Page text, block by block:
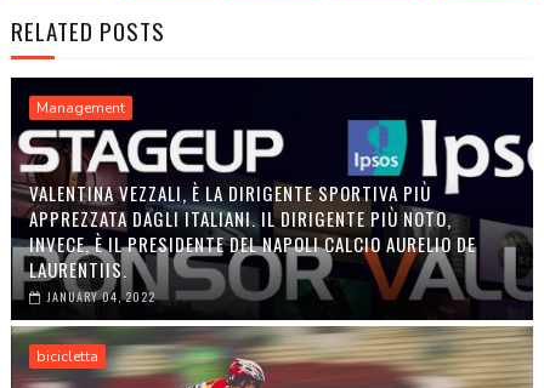
RELATED POSTS
Management
VALENTINA VEZZALI, È LA DIRIGENTE SPORTIVA PIÙ
APPREZZATA DAGLI ITALIANI. IL DIRIGENTE PIÙ NOTO,
INVECE, È IL PRESIDENTE DEL NAPOLI CALCIO AURELIO DE
LAURENTIIS.
JANUARY 04, 2022
bicicletta